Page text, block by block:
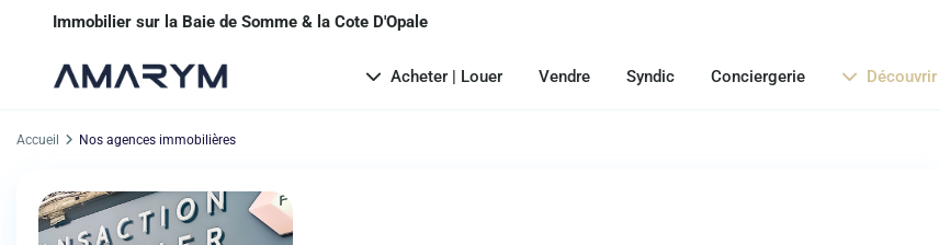
Immobilier sur la Baie de Somme & la Cote D'Opale
Acheter | Louer Vendre Syndic Conciergerie Découvrir
Accueil Nos agences immobilières